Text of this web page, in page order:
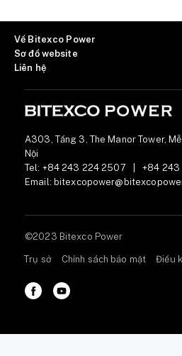
Về Bitexco Power
Sơ đồ website
Liên hệ
A303, Tầng 3, The Manor Tower,
Nội
Tel: +84 243 224 2507
+84
Email:
©2023 Bitexco Power
Trụ sở Chính sách bảo mật Điều